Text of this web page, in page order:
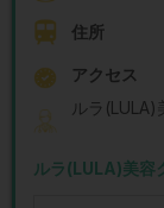
住所
アクセス
ルラ(LULA)
ルラ(LULA)美容